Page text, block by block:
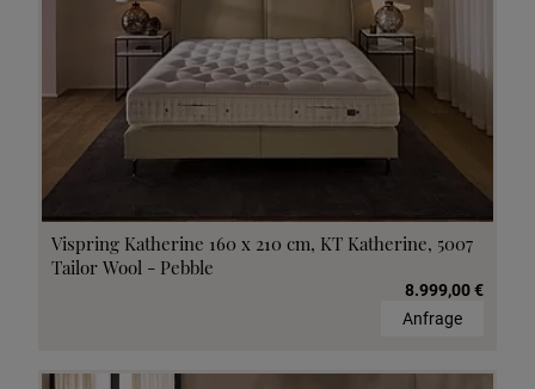
Vispring Katherine 160 x 210 cm, KT Katherine, 5007
Tailor Wool - Pebble
8.999,00 €
Anfrage